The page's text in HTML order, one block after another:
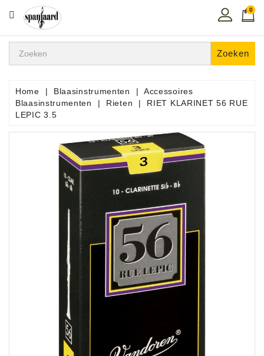
CATEGORIE
Home
In
De
Regio
Instrumenten
Snaarinstrumenten
Blaasinstrumenten
0
Zoeken
Home Blaasinstrumenten
Accessoires
Blaasinstrumenten
Rieten
RIET KLARINET 56 RUE
LEPIC 3.5